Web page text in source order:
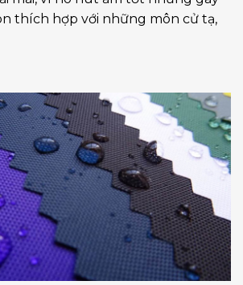
thích hợp với những môn cử tạ,